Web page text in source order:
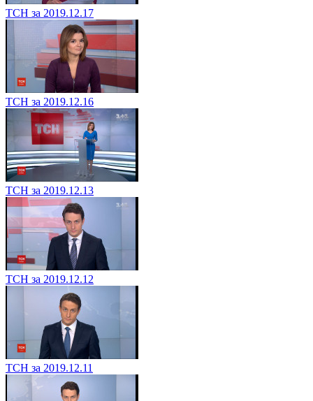
ТСН за 2019.12.17
ТСН за 2019.12.16
ТСН за 2019.12.13
ТСН за 2019.12.12
ТСН за 2019.12.11